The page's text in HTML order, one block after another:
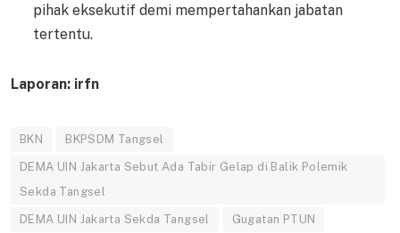
pihak eksekutif demi mempertahankan jabatan
tertentu.
Laporan: irfn
BKN BKPSDM Tangsel
DEMA UIN Jakarta Sebut Ada Tabir Gelap di Balik Polemik
Sekda Tangsel
DEMA UIN Jakarta Sekda Tangsel Gugatan PTUN